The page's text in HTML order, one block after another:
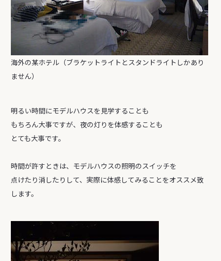
海外の某ホテル（ブラケットライトとスタンドライトしかあり
ません）
明るい時間にモデルハウスを見学することも
もちろん大事ですが、夜の灯りを体感することも
とても大事です。
時間が許すときは、モデルハウスの照明のスイッチを
点けたり消したりして、実際に体感してみることをオススメ致
します。